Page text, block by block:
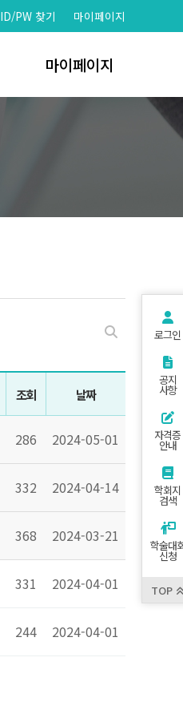
ID/PW 찾기 마이페이지
마이페이지
조회 날짜
286 2024-05-01
332 2024-04-14
368 2024-03-21
331 2024-04-01
244 2024-04-01
로그인
공지
사항
자격증
안내
학회지
검색
학술대
신청
TOP